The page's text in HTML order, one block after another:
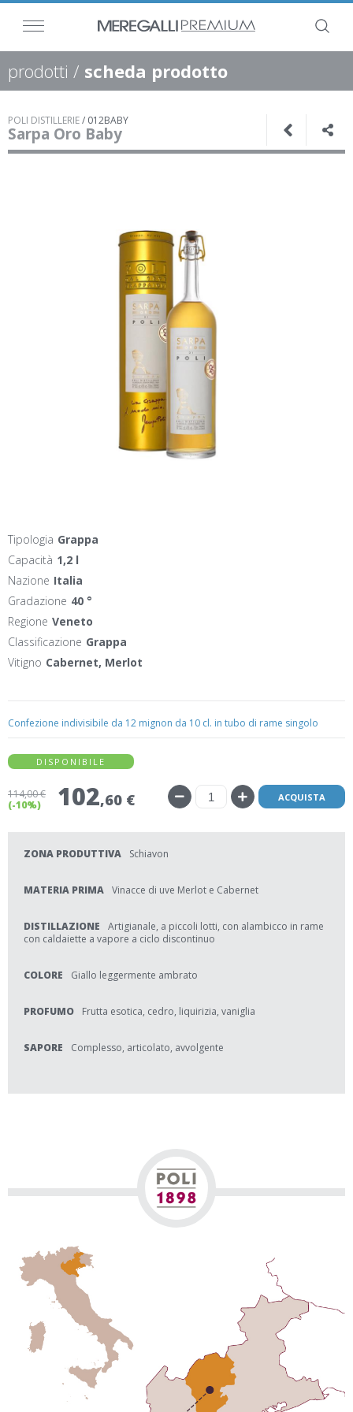
prodotti / scheda prodotto
POLI DISTILLERIE/ 012BABY
Sarpa Oro Baby
Tipologia Grappa
Capacità 1,2 l
Nazione Italia
Gradazione 40 °
Regione Veneto
Classificazione Grappa
Vitigno Cabernet, Merlot
Confezione indivisibile da 12 mignon da 10 cl. in tubo di rame singolo
DISPONIBILE
114,00 €
(-10%)
102,60 € ACQUISTA
ZONA PRODUTTIVA Schiavon
MATERIA PRIMA Vinacce di uve Merlot e Cabernet
DISTILLAZIONE
Artigianale, a piccoli lotti, con alambicco in rame
con caldaiette a vapore a ciclo discontinuo
COLORE Giallo leggermente ambrato
PROFUMO Frutta esotica, cedro, liquirizia, vaniglia
SAPORE Complesso, articolato, avvolgente